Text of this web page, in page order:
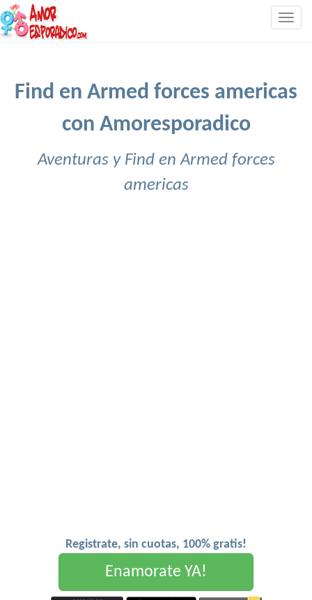
Find en Armed forces americas
con Amoresporadico
Aventuras y Find en Armed forces
americas
Registrate, sin cuotas, 100% gratis!
Enamorate YA!